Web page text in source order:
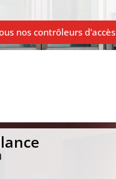
nos contrôleurs d'accès